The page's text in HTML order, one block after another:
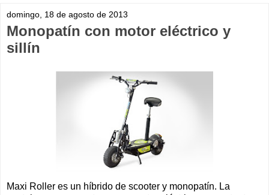
domingo, 18 de agosto de 2013
Monopatín con motor eléctrico y
sillín
Maxi Roller es un híbrido de scooter y monopatín. La